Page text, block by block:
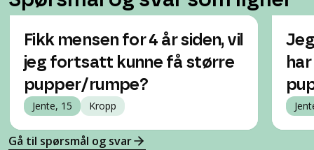
Fikk mensen for 4 år siden, vil
jeg fortsatt kunne få større
pupper/rumpe?
Jente, 15 Kropp
Gå til spørsmål og svar